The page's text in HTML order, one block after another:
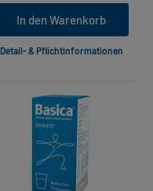
In den Warenkorb
Detail- & Pflichtinformationen